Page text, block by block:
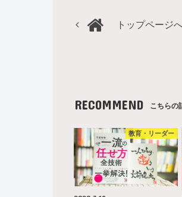
トップページ
RECOMMEND こちらの
教育・リーダー